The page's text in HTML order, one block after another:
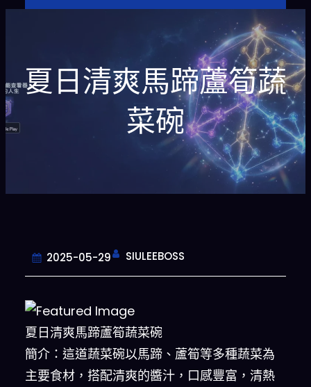
夏日清爽馬蹄蘆筍蔬
菜碗
2025-05-29 SIULEEBOSS
夏日清爽馬蹄蘆筍蔬菜碗
簡介：這道蔬菜碗以馬蹄、蘆筍等多種蔬菜為
主要食材，搭配清爽的醬汁，口感豐富，清熱